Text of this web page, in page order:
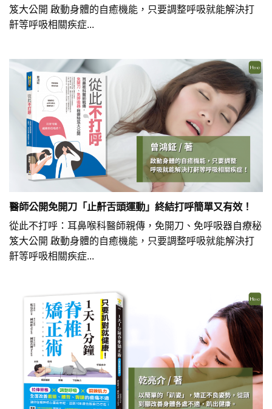
笈大公開 啟動身體的自癒機能，只要調整呼吸就能解決打
鼾等呼吸相關疾症...
醫師公開免開刀「止鼾舌頭運動」終結打呼簡單又有效！
從此不打呼：耳鼻喉科醫師親傳，免開刀、免呼吸器自療秘
笈大公開 啟動身體的自癒機能，只要調整呼吸就能解決打
鼾等呼吸相關疾症...